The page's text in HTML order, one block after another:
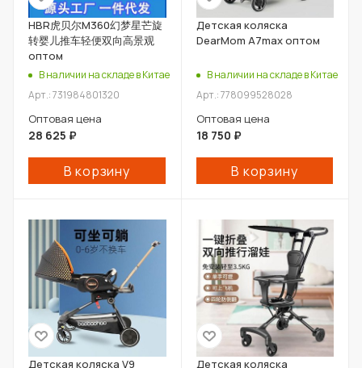
HBR虎贝尔M360幻梦星芒旋
转婴儿推车轻便双向高景观
оптом
В наличии на складе в Китае
Арт.: 731984801320
Оптовая цена
28 625 ₽
В корзину
Детская коляска
DearMom A7max оптом
В наличии на складе в Китае
Арт.: 778099528028
Оптовая цена
18 750 ₽
В корзину
Детская коляска V9 Детская коляска